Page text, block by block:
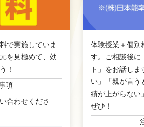
で実施していま
を見極めて、効
！
項
合わせくださ
体験授業＋個別
す。ご相談後に
ト」をお話し
い」「親が言う
績が上がらない
ぜひ！